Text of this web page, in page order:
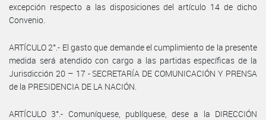
excepción respecto a las disposiciones del artículo 14 de dicho
Convenio.
ARTÍCULO 2°.- El gasto que demande el cumplimiento de la presente
medida será atendido con cargo a las partidas específicas de la
Jurisdicción 20 – 17 - SECRETARÍA DE COMUNICACIÓN Y PRENSA
de la PRESIDENCIA DE LA NACIÓN.
ARTÍCULO 3°.- Comuníquese, publíquese, dese a la DIRECCIÓN